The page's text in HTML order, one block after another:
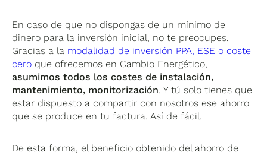
En caso de que no dispongas de un mínimo de
dinero para la inversión inicial, no te preocupes.
Gracias a la modalidad de inversión PPA, ESE o coste
cero que ofrecemos en Cambio Energético,
asumimos todos los costes de instalación,
mantenimiento, monitorización. Y tú solo tienes que
estar dispuesto a compartir con nosotros ese ahorro
que se produce en tu factura. Así de fácil.
De esta forma, el beneficio obtenido del ahorro de